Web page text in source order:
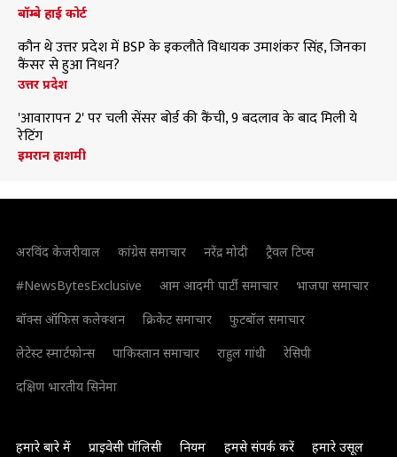
बॉम्बे हाई कोर्ट
कौन थे उत्तर प्रदेश में BSP के इकलौते विधायक उमाशंकर सिंह, जिनका
कैंसर से हुआ निधन?
उत्तर प्रदेश
'आवारापन 2' पर चली सेंसर बोर्ड की कैंची, 9 बदलाव के बाद मिली ये
रेटिंग
इमरान हाशमी
अरविंद केजरीवाल कांग्रेस समाचार नरेंद्र मोदी
ट्रैवल टिप्स
#NewsBytesExclusive
आम आदमी पार्टी समाचार
भाजपा समाचार
बॉक्स ऑफिस कलेक्शन
क्रिकेट समाचार
फुटबॉल समाचार
लेटेस्ट स्मार्टफोन्स
पाकिस्तान समाचार राहुल गांधी
रेसिपी
दक्षिण भारतीय सिनेमा
हमारे बारे में प्राइवेसी पॉलिसी नियम हमसे संपर्क करें हमारे उसूल